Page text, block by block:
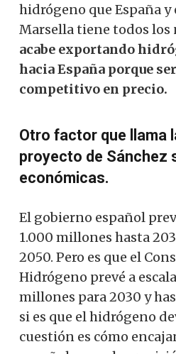
hidrógeno que España
Marsella tiene todos los
acabe exportando
hacia España porque
competitivo en precio.
Otro factor que llama
proyecto de Sánchez
económicas.
El gobierno español
1.000 millones hasta
2050. Pero es que el
Hidrógeno prevé a
millones para 2030 y
si es que el hidrógeno
cuestión es cómo